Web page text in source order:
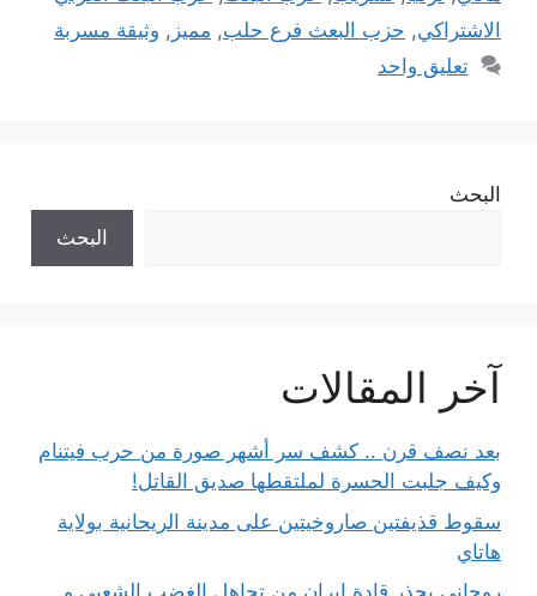
الاشتراكي, حزب البعث فرع حلب, مميز , وثيقة مسربة
تعليق واحد
البحث
البحث
آخر المقالات
بعد نصف قرن .. كشف سر أشهر صورة من حرب فيتنام
وكيف جلبت الحسرة لملتقطها صديق القاتل!
سقوط قذيفتين صاروخيتين على مدينة الريحانية بولاية
هاتاي
روحاني يحذر قادة إيران من تجاهل الغضب الشعبي و